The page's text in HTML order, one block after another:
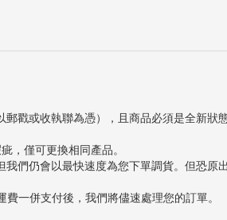
戳或收執聯為憑），且商品必須是全新狀
，僅可更換相同產品。
們仍會以最快速度為您下單調貨。但恐原
一併支付後，我們將儘速處理您的訂單。